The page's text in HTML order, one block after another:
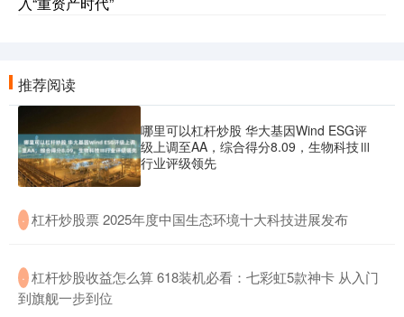
推荐阅读
哪里可以杠杆炒股 华大基因Wind ESG评
级上调至AA，综合得分8.09，生物科技Ⅲ
行业评级领先
· ​杠杆炒股票 2025年度中国生态环境十大科技进展发布
· ​杠杆炒股收益怎么算 618装机必看：七彩虹5款神卡 从入门
到旗舰一步到位